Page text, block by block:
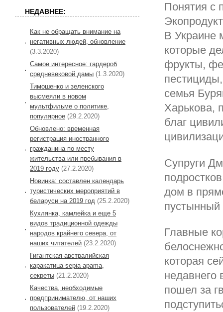
Понятия с
В Украине
которые
фрукты,
семья
Харькова,
благ
Супруги
дом в
пустынный
Главные
которая
недавнего
пошел за
НЕДАВНЕЕ:
Как не обращать внимание на
негативных людей, обновление
(3.3.2020)
Самое интересное: гардероб
средневековой дамы (1.3.2020)
Тимошенко и зеленского
высмеяли в новом
мультфильме о политике,
популярное (29.2.2020)
Обновлено: временная
регистрация иностранного
гражданина по месту
жительства или пребывания в
2019 году (27.2.2020)
Новинка: составлен календарь
туристических мероприятий в
беларуси на 2019 год (25.2.2020)
Кухлянка, камлейка и еще 5
видов традиционной одежды
народов крайнего севера, от
наших читателей (23.2.2020)
Гигантская австралийская
каракатица sepia apama,
секреты (21.2.2020)
Качества, необходимые
предпринимателю, от наших
пользователей (19.2.2020)